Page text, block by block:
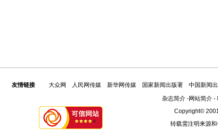
友情链接 大众网 人民网传媒 新华网传媒 国家新闻出版署
中国新闻
杂志简介-网站简介-
Copyright©
转载需注明来源